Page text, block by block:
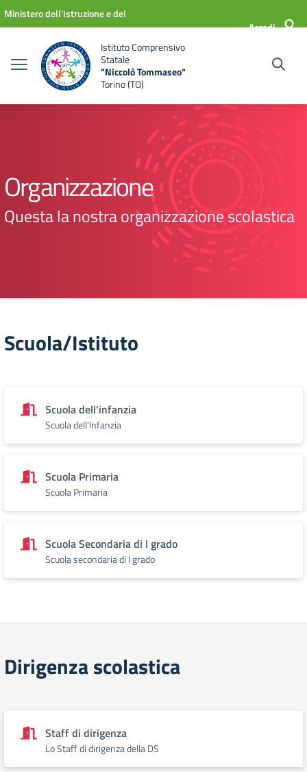
Vai ai contenuti
Vai al menu di navigazione
Vai al footer
Ministero dell'Istruzione e del
Accedi
Istituto Comprensivo
Statale
"Niccolò Tommaseo"
Torino (TO)
Organizzazione
Questa la nostra organizzazione scolastica
Scuola/Istituto
Scuola dell'infanzia
Scuola dell'Infanzia
Scuola Primaria
Scuola Primaria
Scuola Secondaria di I grado
Scuola secondaria di I grado
Dirigenza scolastica
Staff di dirigenza
Lo Staff di dirigenza della DS